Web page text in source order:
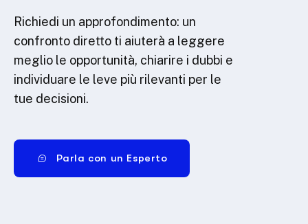
Richiedi un approfondimento: un
confronto diretto ti aiuterà a leggere
meglio le opportunità, chiarire i dubbi e
individuare le leve più rilevanti per le
tue decisioni.
Parla con un Esperto